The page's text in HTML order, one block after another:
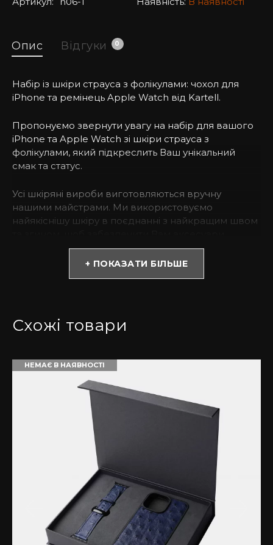
Опис Відгуки 0
Набір із шкіри страуса з фолікулами: чохол для
iPhone та ремінець Apple Watch від Kartell.
Пропонуємо звернути увагу на набір для вашого
iPhone та Apple Watch зі шкіри страуса з
фолікулами, який підкреслить Ваш унікальний
смак та статус.
Усі шкіряні вироби виготовляються вручну
нашими майстрами. Ми використовуємо
найякіснішу шкіру в поєднанні з найкращим швом
преміум-класу.
Залиште заявку та менеджер допоможе підібрати
(яскравість, контраст, насиченість), та освітлення.
Чому варто обрати набір з шкіри страуса з
фолікулами?
Страусина шкіра вважається статусною та дуже
дорогою. Вона не тільки красиво виглядає, але й
має неймовірну міцність і низький ступінь
зношування, м’яка на дотик та водостійка. Ніяка
інша шкіра не може посперечатися з її
неповторним малюнком пір’яних фолікул. Це
робить страусину шкіру однією з найдорожчих.
Набір з такого матеріалу допоможе вам легко
поєднувати їх між собою, та забути про постійну
зміну аксесуарів.
Якісні матеріали преміум-класу.
При виготовленні своїх виробів ми
+ ПОКАЗАТИ БІЛЬШЕ
Схожі товари
НЕМАЄ В НАЯВНОСТІ